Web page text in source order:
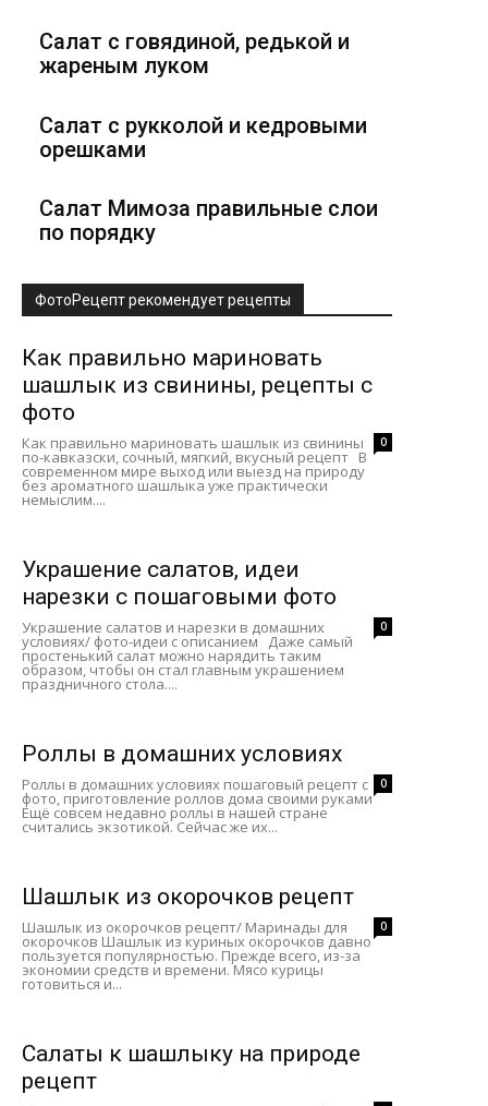
Салат с говядиной, редькой и
жареным луком
Салат с рукколой и кедровыми
орешками
Салат Мимоза правильные слои
по порядку
ФотоРецепт рекомендует рецепты
Как правильно мариновать
шашлык из свинины, рецепты с
фото
0
Как правильно мариновать шашлык из свинины
по-кавказски, сочный, мягкий, вкусный рецепт В
современном мире выход или выезд на природу
без ароматного шашлыка уже практически
немыслим....
Украшение салатов, идеи
нарезки с пошаговыми фото
0
Украшение салатов и нарезки в домашних
условиях/ фото-идеи с описанием Даже самый
простенький салат можно нарядить таким
образом, чтобы он стал главным украшением
праздничного стола....
Роллы в домашних условиях
0
Роллы в домашних условиях пошаговый рецепт с
фото, приготовление роллов дома своими руками
Ещё совсем недавно роллы в нашей стране
считались экзотикой. Сейчас же их...
Шашлык из окорочков рецепт
0
Шашлык из окорочков рецепт/ Маринады для
окорочков Шашлык из куриных окорочков давно
пользуется популярностью. Прежде всего, из-за
экономии средств и времени. Мясо курицы
готовиться и...
Салаты к шашлыку на природе
рецепт